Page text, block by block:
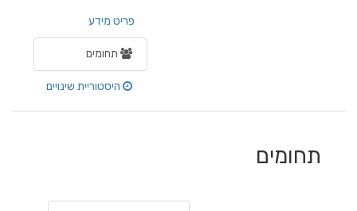
פריט מידע
תחומים
היסטוריית שינויים
תחומים